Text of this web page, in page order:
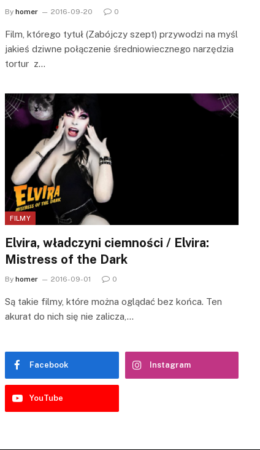
By homer 2016-09-20 0
Film, którego tytuł (Zabójczy szept) przywodzi na myśl
jakieś dziwne połączenie średniowiecznego narzędzia
tortur z…
FILMY
Elvira, władczyni ciemności / Elvira:
Mistress of the Dark
By homer 2016-09-01 0
Są takie filmy, które można oglądać bez końca. Ten
akurat do nich się nie zalicza,…
Facebook Instagram
YouTube